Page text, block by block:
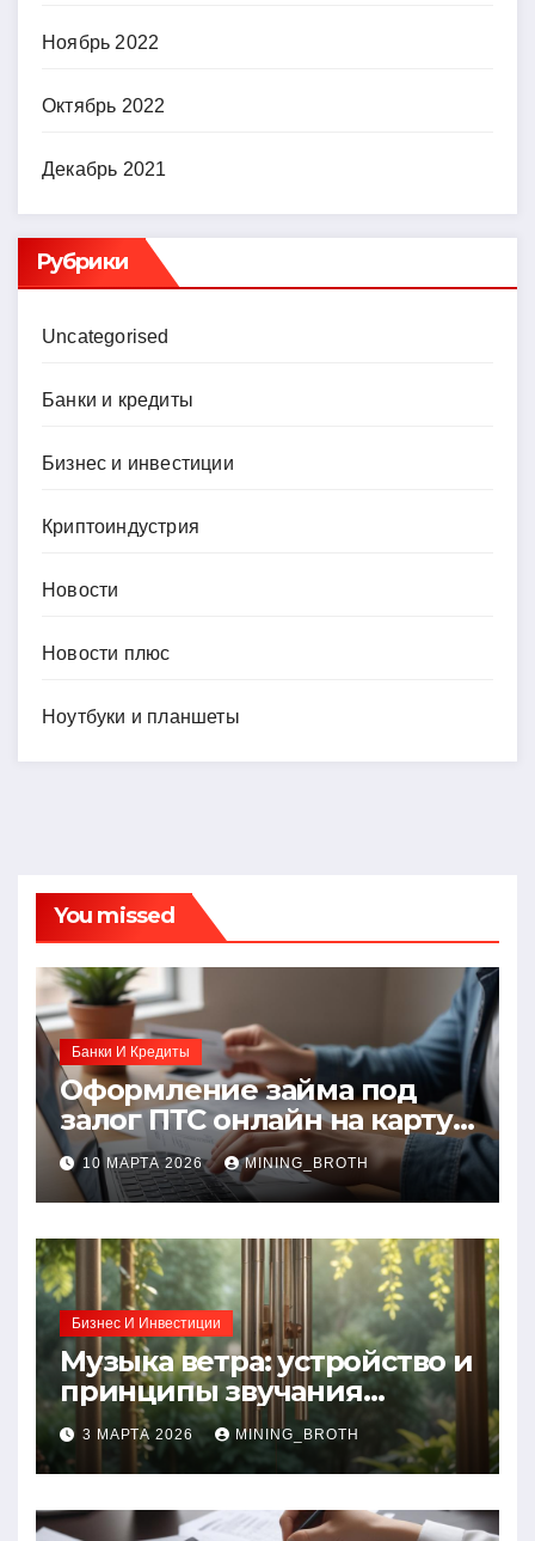
Ноябрь 2022
Октябрь 2022
Декабрь 2021
Рубрики
Uncategorised
Банки и кредиты
Бизнес и инвестиции
Криптоиндустрия
Новости
Новости плюс
Ноутбуки и планшеты
You missed
Банки И Кредиты
Оформление займа под
залог ПТС онлайн на карту
без визита в офис: порядок,
требования и документы
10 МАРТА 2026 MINING_BROTH
Бизнес И Инвестиции
Музыка ветра: устройство и
принципы звучания
колокольчиков
3 МАРТА 2026 MINING_BROTH